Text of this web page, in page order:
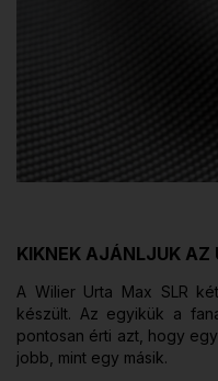
KIKNEK AJÁNLJUK AZ
A Wilier Urta Max SLR
készült. Az egyikük a
pontosan érti azt, hogy
jobb, mint egy másik.